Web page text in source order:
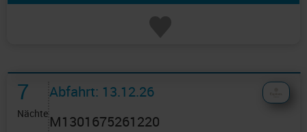
7
Nächte
Abfahrt: 13.12.26
M1301675261220